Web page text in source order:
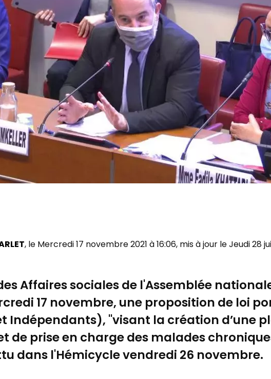
, le Mercredi 17 novembre 2021 à 16:06, mis à jour le Jeudi 28
Affaires sociales de l'Assemblée
17 novembre, une proposition de loi
Indépendants), "visant la création d’une
de prise en charge des malades
dans l'Hémicycle vendredi 26 novembre.